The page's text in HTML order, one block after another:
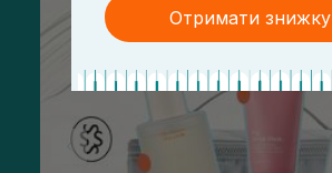
Отримати знижку